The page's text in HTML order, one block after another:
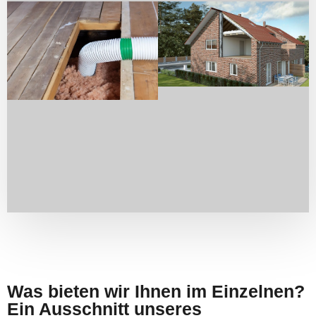
Was bieten wir Ihnen im Einzelnen?
Ein Ausschnitt unseres